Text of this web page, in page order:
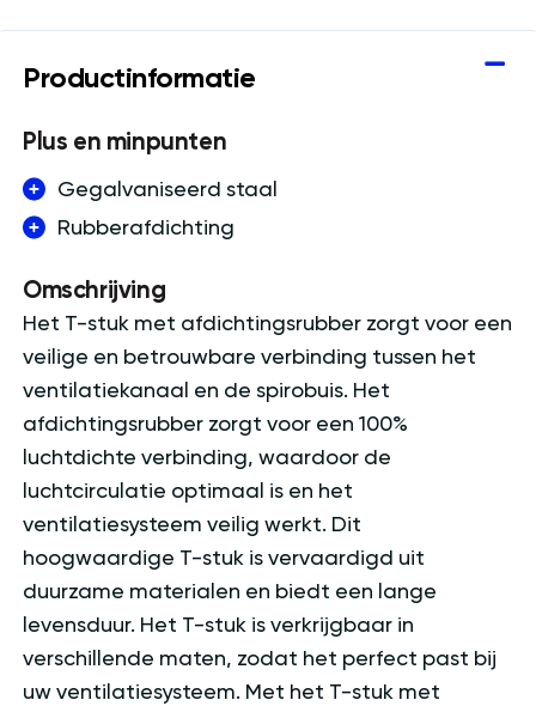
Productinformatie
Plus en minpunten
Gegalvaniseerd staal
Rubberafdichting
Omschrijving
Het T-stuk met afdichtingsrubber zorgt voor een
veilige en betrouwbare verbinding tussen het
ventilatiekanaal en de spirobuis. Het
afdichtingsrubber zorgt voor een 100%
luchtdichte verbinding, waardoor de
luchtcirculatie optimaal is en het
ventilatiesysteem veilig werkt. Dit
hoogwaardige T-stuk is vervaardigd uit
duurzame materialen en biedt een lange
levensduur. Het T-stuk is verkrijgbaar in
verschillende maten, zodat het perfect past bij
uw ventilatiesysteem. Met het T-stuk met